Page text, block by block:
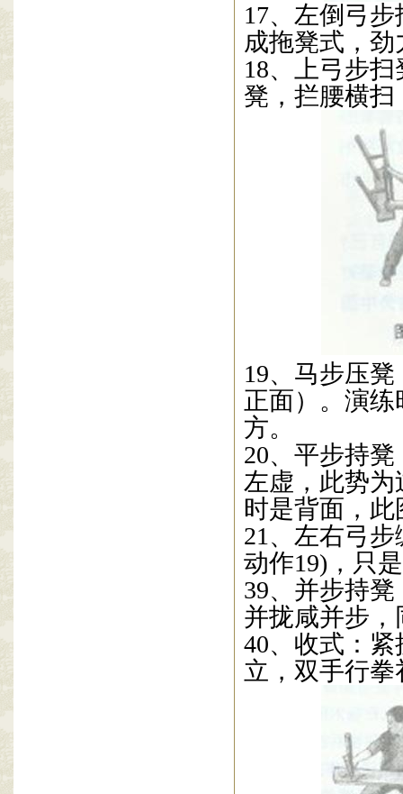
17、左倒弓
成拖凳式，
18、上弓步
凳，拦腰横扫
19、马步压
正面）。演
方。
20、平步持
左虚，此势
时是背面，
21 、左右弓
动作19) ，只
39、并步持
并拢咸并步
40、收式：
立，双手行拳